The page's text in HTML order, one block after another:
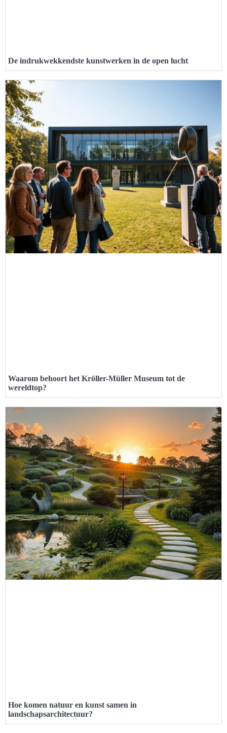
De indrukwekkendste kunstwerken in de open lucht
Waarom behoort het Kröller-Müller Museum tot de
wereldtop?
Hoe komen natuur en kunst samen in
landschapsarchitectuur?